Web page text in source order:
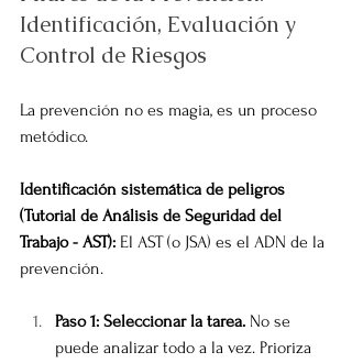
Identificación, Evaluación y
Control de Riesgos
La prevención no es magia, es un proceso
metódico.
Identificación sistemática de peligros
(Tutorial de Análisis de Seguridad del
Trabajo - AST): El AST (o JSA) es el ADN de la
prevención.
Paso 1: Seleccionar la tarea. No se
puede analizar todo a la vez. Prioriza